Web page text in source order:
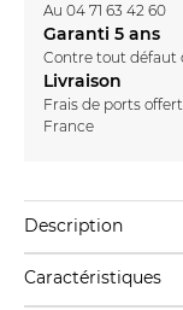
Au 04 71 63 42 60
Garanti 5 ans
Contre tout défaut
Livraison
Frais de ports
France
Description
Caractéristiques